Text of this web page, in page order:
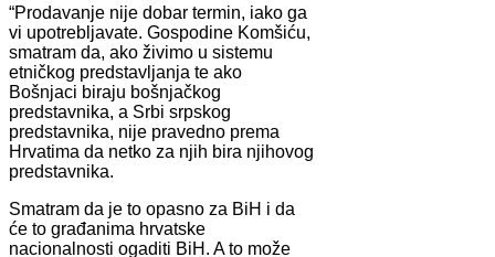
“Prodavanje nije dobar termin, iako ga
vi upotrebljavate. Gospodine Komšiću,
smatram da, ako živimo u sistemu
etničkog predstavljanja te ako
Bošnjaci biraju bošnjačkog
predstavnika, a Srbi srpskog
predstavnika, nije pravedno prema
Hrvatima da netko za njih bira njihovog
predstavnika.
Smatram da je to opasno za BiH i da
će to građanima hrvatske
nacionalnosti ogaditi BiH. A to može